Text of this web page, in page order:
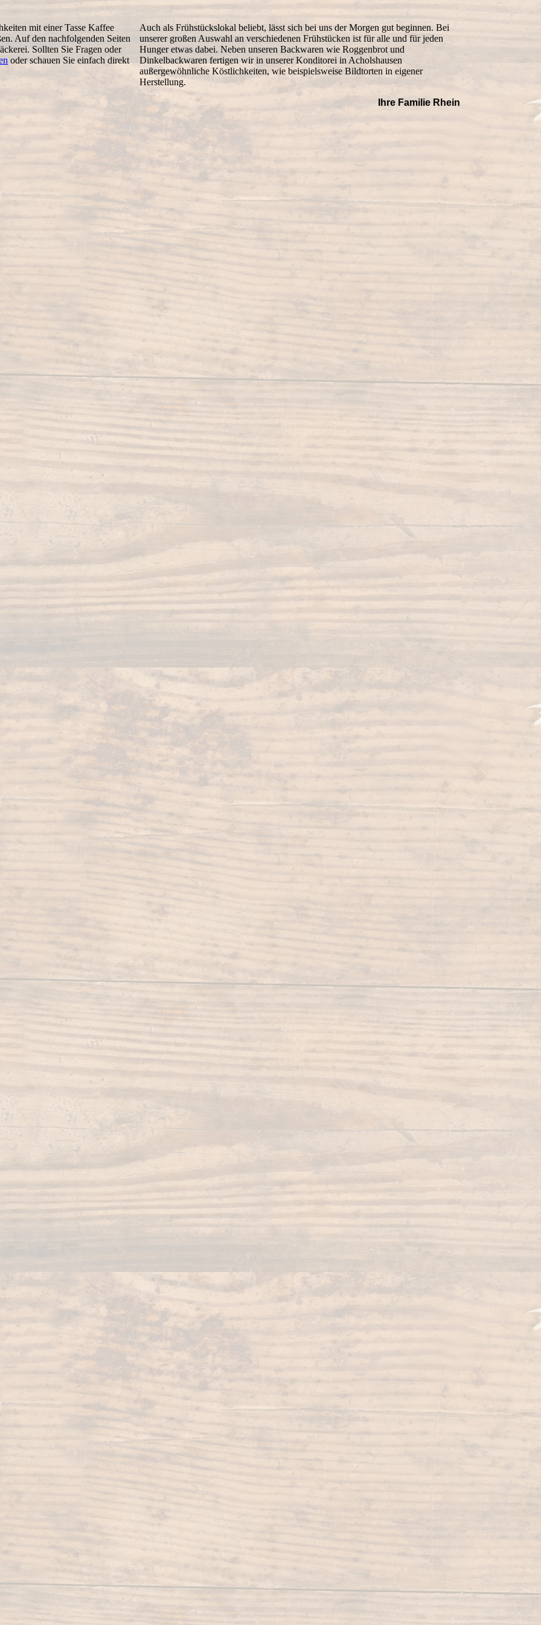
mit einer Tasse Kaffee
Auf den nachfolgenden Seiten
Sollten Sie Fragen oder
oder schauen Sie einfach direkt
Auch als Frühstückslokal beliebt, lässt sich bei uns der Morgen gut beginnen. Bei
unserer großen Auswahl an verschiedenen Frühstücken ist für alle und für jeden
Hunger etwas dabei. Neben unseren Backwaren wie Roggenbrot und
Dinkelbackwaren fertigen wir in unserer Konditorei in Acholshausen
außergewöhnliche Köstlichkeiten, wie beispielsweise Bildtorten in eigener
Herstellung.
Ihre Familie Rhein